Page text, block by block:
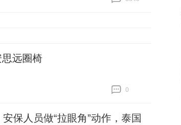
远圈椅
0
保人员做“拉眼角”动作，泰国